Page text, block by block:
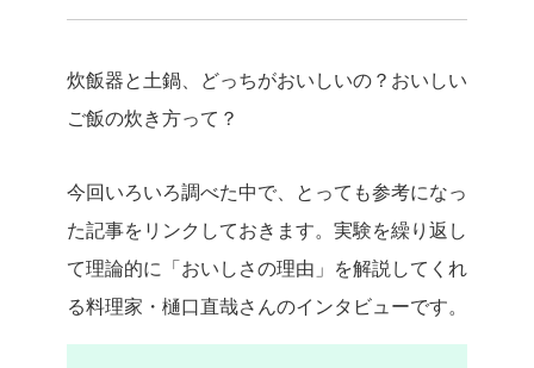
炊飯器と土鍋、どっちがおいしいの？おいしい
ご飯の炊き方って？
今回いろいろ調べた中で、とっても参考になっ
た記事をリンクしておきます。実験を繰り返し
て理論的に「おいしさの理由」を解説してくれ
る料理家・樋口直哉さんのインタビューです。